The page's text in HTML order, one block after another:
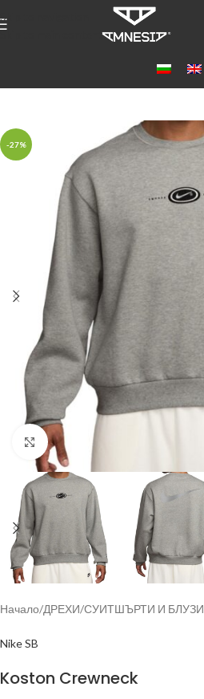
Skip to navigation
Skip to main content
-27%
Увеличи
Начало/ДРЕХИ/СУИТШЪРТИ И БЛУЗИ
Nike SB
Koston Crewneck